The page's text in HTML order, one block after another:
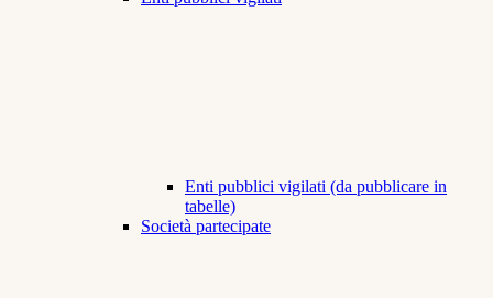
Enti pubblici vigilati (da pubblicare in
tabelle)
Società partecipate